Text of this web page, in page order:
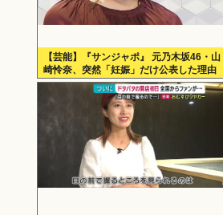
【芸能】『サンジャポ』 元乃木坂46・山
崎怜奈、突然「妊娠」だけ公表した理由
を語る